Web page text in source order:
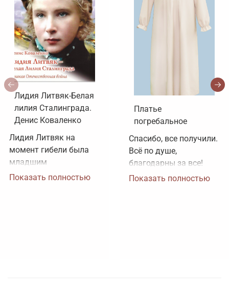
Лидия Литвяк-Белая
лилия Сталинграда.
Денис Коваленко
Лидия Литвяк на
момент гибели была
младшим
лейтенантом.
Показать полностью
Платье
погребальное
Спасибо, все получили.
Всё по душе,
благодарны за все!
Показать полностью